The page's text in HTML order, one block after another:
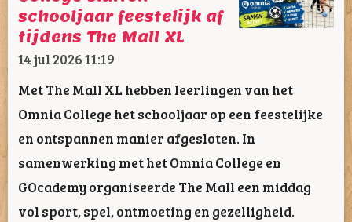
schooljaar feestelijk af
tijdens The Mall XL
14 jul 202611:19
Met The Mall XL hebben leerlingen van het
Omnia College het schooljaar op een feestelijke
en ontspannen manier afgesloten. In
samenwerking met het Omnia College en
GOcademy organiseerde The Mall een middag
vol sport, spel, ontmoeting en gezelligheid.